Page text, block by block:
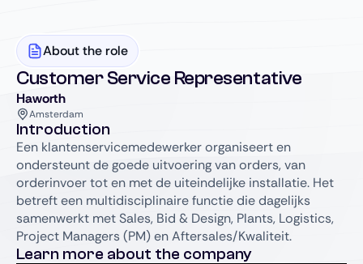
About the role
Customer Service Representative
Haworth
Amsterdam
Introduction
Een klantenservicemedewerker organiseert en
ondersteunt de goede uitvoering van orders, van
orderinvoer tot en met de uiteindelijke installatie. Het
betreft een multidisciplinaire functie die dagelijks
samenwerkt met Sales, Bid & Design, Plants, Logistics,
Project Managers (PM) en Aftersales/Kwaliteit.
Learn more about the company